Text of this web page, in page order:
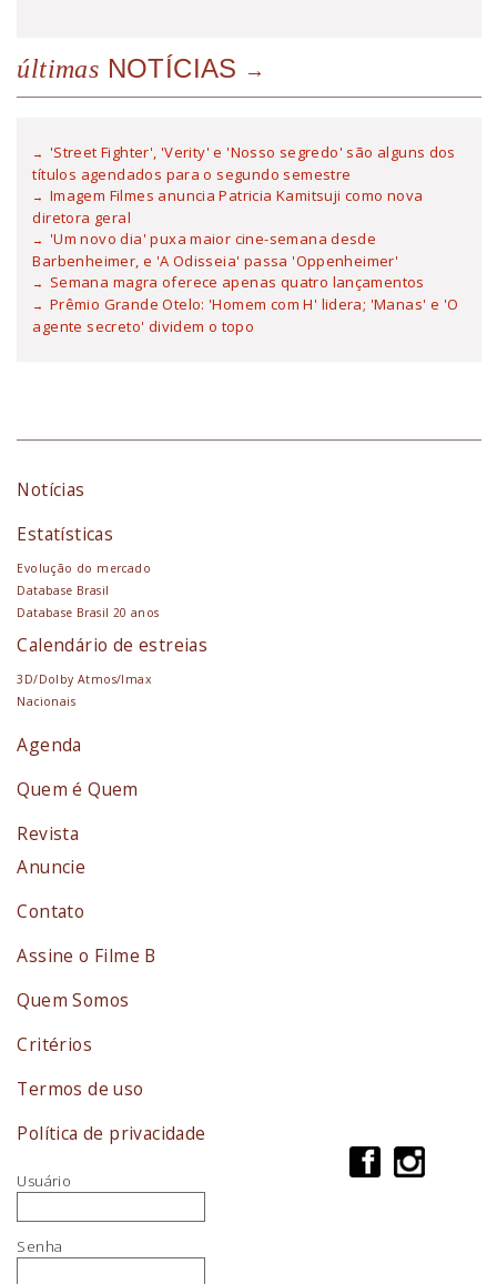
últimas NOTÍCIAS
'Street Fighter', 'Verity' e 'Nosso segredo' são alguns dos
títulos agendados para o segundo semestre
Imagem Filmes anuncia Patricia Kamitsuji como nova
diretora geral
'Um novo dia' puxa maior cine-semana desde
Barbenheimer, e 'A Odisseia' passa 'Oppenheimer'
Semana magra oferece apenas quatro lançamentos
Prêmio Grande Otelo: 'Homem com H' lidera; 'Manas' e 'O
agente secreto' dividem o topo
Notícias
Estatísticas
Evolução do mercado
Database Brasil
Database Brasil 20 anos
Calendário de estreias
3D/Dolby Atmos/Imax
Nacionais
Agenda
Quem é Quem
Revista
Anuncie
Contato
Assine o Filme B
Quem Somos
Critérios
Termos de uso
Política de privacidade
Usuário
Senha